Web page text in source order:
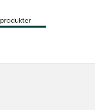
produkter